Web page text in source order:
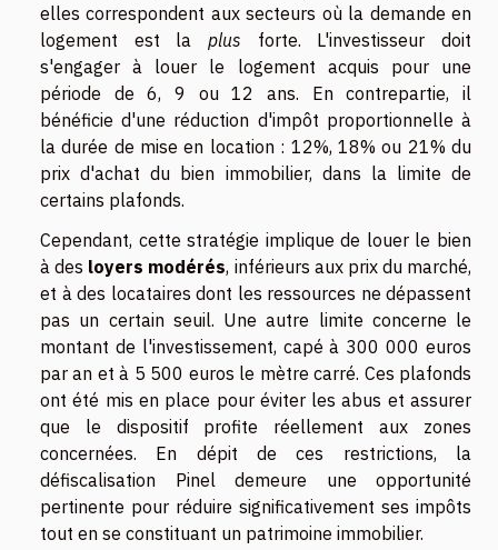
elles correspondent aux secteurs où la demande en
logement est la plus forte. L'investisseur doit
s'engager à louer le logement acquis pour une
période de 6, 9 ou 12 ans. En contrepartie, il
bénéficie d'une réduction d'impôt proportionnelle à
la durée de mise en location : 12%, 18% ou 21% du
prix d'achat du bien immobilier, dans la limite de
certains plafonds.
Cependant, cette stratégie implique de louer le bien
à des loyers modérés, inférieurs aux prix du marché,
et à des locataires dont les ressources ne dépassent
pas un certain seuil. Une autre limite concerne le
montant de l'investissement, capé à 300 000 euros
par an et à 5 500 euros le mètre carré. Ces plafonds
ont été mis en place pour éviter les abus et assurer
que le dispositif profite réellement aux zones
concernées. En dépit de ces restrictions, la
défiscalisation Pinel demeure une opportunité
pertinente pour réduire significativement ses impôts
tout en se constituant un patrimoine immobilier.